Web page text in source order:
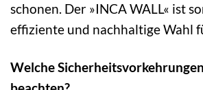
schonen. Der »INCA WALL« ist
effiziente und nachhaltige Wahl
Welche